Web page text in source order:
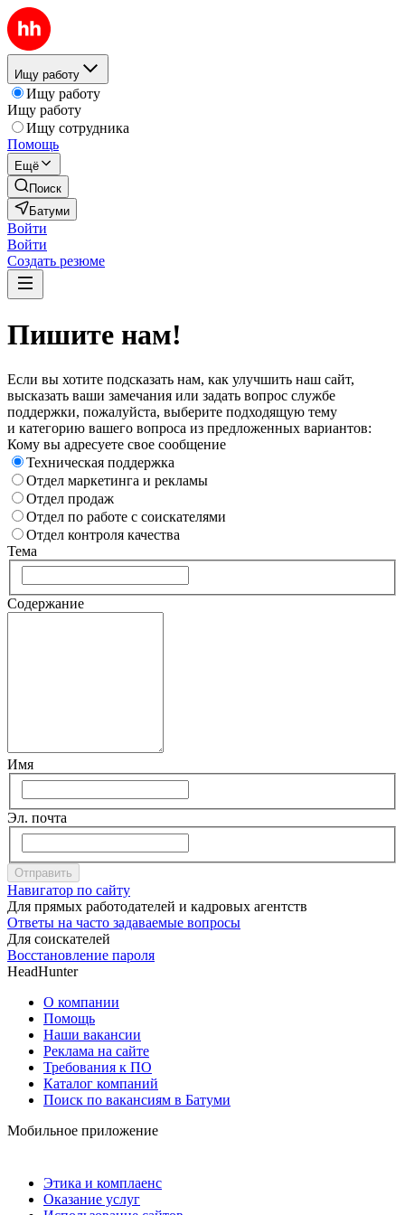
Ищу работу
Ищу работу
Ищу работу
Ищу сотрудника
Помощь
Ещё
Поиск
Батуми
Войти
Войти
Создать резюме
Пишите нам!
Если вы хотите подсказать нам, как улучшить наш сайт,
высказать ваши замечания или задать вопрос службе
поддержки, пожалуйста, выберите подходящую тему
и категорию вашего вопроса из предложенных вариантов:
Кому вы адресуете свое сообщение
Техническая поддержка
Отдел маркетинга и рекламы
Отдел продаж
Отдел по работе с соискателями
Отдел контроля качества
Тема
Содержание
Имя
Эл. почта
Отправить
Навигатор по сайту
Для прямых работодателей и кадровых агентств
Ответы на часто задаваемые вопросы
Для соискателей
Восстановление пароля
HeadHunter
О компании
Помощь
Наши вакансии
Реклама на сайте
Требования к ПО
Каталог компаний
Поиск по вакансиям в Батуми
Мобильное приложение
Этика и комплаенс
Оказание услуг